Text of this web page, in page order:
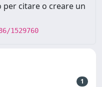
citare o creare un
1529760
1